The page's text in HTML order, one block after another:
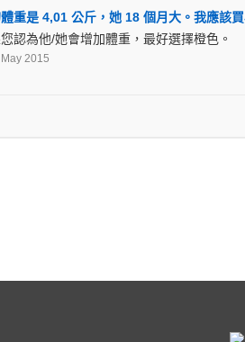
重是 4,01 公斤，她 18 個月大。我應該
認為他/她會增加體重，最好選擇橙色。
2015